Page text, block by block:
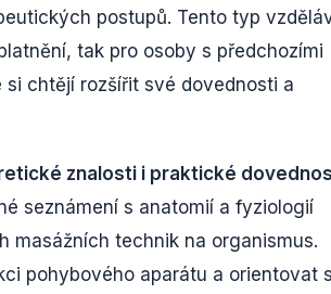
postupů. Tento typ
tak pro osoby s předchozími
chtějí rozšířit své dovednosti a
znalosti i praktické
seznámení s anatomií a fyziologií
masážních technik na organismus.
pohybového aparátu a orientovat